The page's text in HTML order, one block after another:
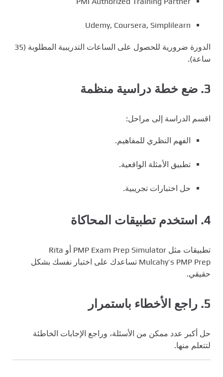
Udemy, Coursera, Simplilearn
الدورة ضرورية للحصول على الساعات التدريبية المطلوبة (35
ساعة).
3. ضع خطة دراسية منظمة
اقسم الدراسة إلى مراحل:
الفهم النظري للمفاهيم.
تطبيق الأمثلة الواقعية.
حل اختبارات تجريبية.
4. استخدم تطبيقات المحاكاة
تطبيقات مثل PMP Exam Prep Simulator أو Rita
Mulcahy’s PMP Prep تساعدك على اختبار نفسك بشكل
حقيقي.
5. راجع الأخطاء باستمرار
حل أكبر عدد ممكن من الأسئلة، وراجع الإجابات الخاطئة
لتتعلم منها.